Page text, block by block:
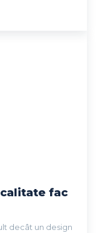
fac
decât un design